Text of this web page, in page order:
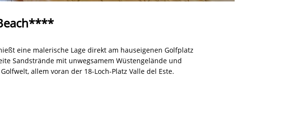
eine malerische Lage direkt am hauseigenen Golfplatz
Sandstrände mit unwegsamem Wüstengelände und
allem voran der 18-Loch-Platz Valle del Este.